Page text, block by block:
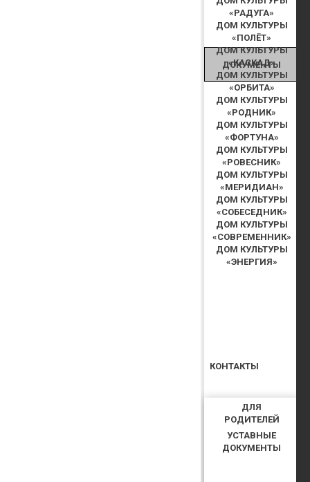
«РАДУГА»
ДОМ КУЛЬТУРЫ
«ПОЛЁТ»
ДОМ КУЛЬТУРЫ
«КАСКАД»
ДОМ КУЛЬТУРЫ
«ОРБИТА»
ДОМ КУЛЬТУРЫ
«РОДНИК»
ДОМ КУЛЬТУРЫ
«ФОРТУНА»
ДОМ КУЛЬТУРЫ
«РОВЕСНИК»
ДОМ КУЛЬТУРЫ
«МЕРИДИАН»
ДОМ КУЛЬТУРЫ
«СОБЕСЕДНИК»
ДОМ КУЛЬТУРЫ
«СОВРЕМЕННИК»
ДОМ КУЛЬТУРЫ
«ЭНЕРГИЯ»
ДОКУМЕНТЫ
ДЛЯ
РОДИТЕЛЕЙ
УСТАВНЫЕ
ДОКУМЕНТЫ
КОНТАКТЫ